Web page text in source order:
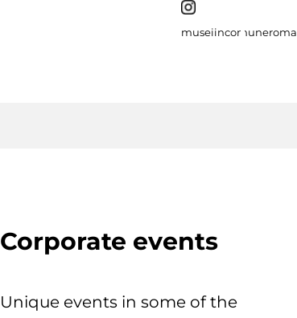
museiincomuneroma
Corporate events
Unique events in some of the